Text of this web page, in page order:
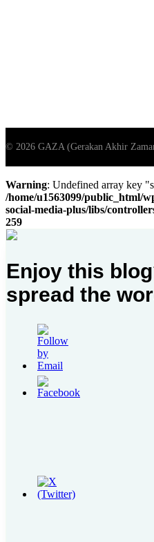
Warning: Undefined array key
/home/u1563099/public_html/
social-media-plus/libs/
259
Enjoy this
spread the